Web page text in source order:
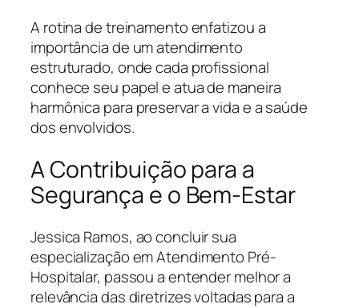
A rotina de treinamento enfatizou a
importância de um atendimento
estruturado, onde cada profissional
conhece seu papel e atua de maneira
harmônica para preservar a vida e a saúde
dos envolvidos.
A Contribuição para a
Segurança e o Bem-Estar
Jessica Ramos, ao concluir sua
especialização em Atendimento Pré-
Hospitalar, passou a entender melhor a
relevância das diretrizes voltadas para a